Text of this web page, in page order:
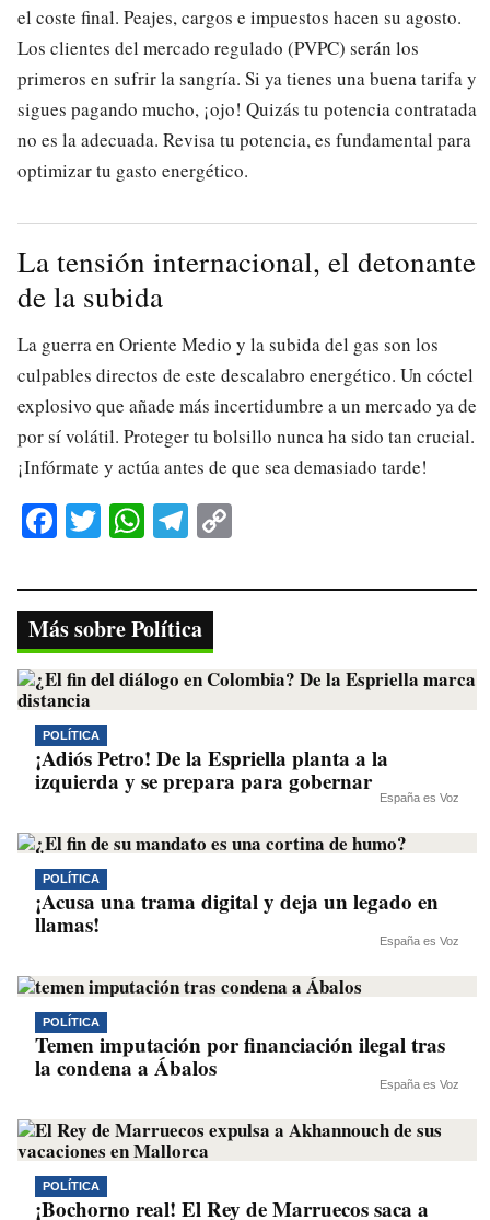
el coste final. Peajes, cargos e impuestos hacen su agosto.
Los clientes del mercado regulado (PVPC) serán los
primeros en sufrir la sangría. Si ya tienes una buena tarifa y
sigues pagando mucho, ¡ojo! Quizás tu potencia contratada
no es la adecuada. Revisa tu potencia, es fundamental para
optimizar tu gasto energético.
La tensión internacional, el detonante
de la subida
La guerra en Oriente Medio y la subida del gas son los
culpables directos de este descalabro energético. Un cóctel
explosivo que añade más incertidumbre a un mercado ya de
por sí volátil. Proteger tu bolsillo nunca ha sido tan crucial.
¡Infórmate y actúa antes de que sea demasiado tarde!
Fa
bo
ok
T
tte
r
W
ts
A
pp
Te
gr
a
m
y
nk
Más sobre Política
POLÍTICA
¡Adiós Petro! De la Espriella planta a la
izquierda y se prepara para gobernar
España es Voz
POLÍTICA
¡Acusa una trama digital y deja un legado en
llamas!
España es Voz
POLÍTICA
Temen imputación por financiación ilegal tras
la condena a Ábalos
España es Voz
POLÍTICA
¡Bochorno real! El Rey de Marruecos saca a